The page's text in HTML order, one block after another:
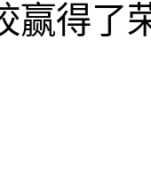
赢得了